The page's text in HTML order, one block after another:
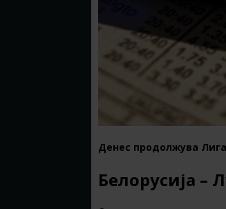
Денес продолжува
Белорусија –